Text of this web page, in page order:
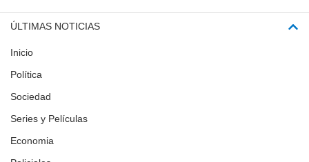
ÚLTIMAS NOTICIAS
Inicio
Política
Sociedad
Series y Películas
Economia